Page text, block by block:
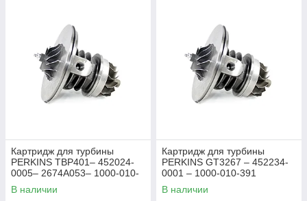
Картридж для турбины
PERKINS TBP401– 452024-
0005– 2674A053– 1000-010-
535
В наличии
Картридж для турбины
PERKINS GT3267 – 452234-
0001 – 1000-010-391
В наличии